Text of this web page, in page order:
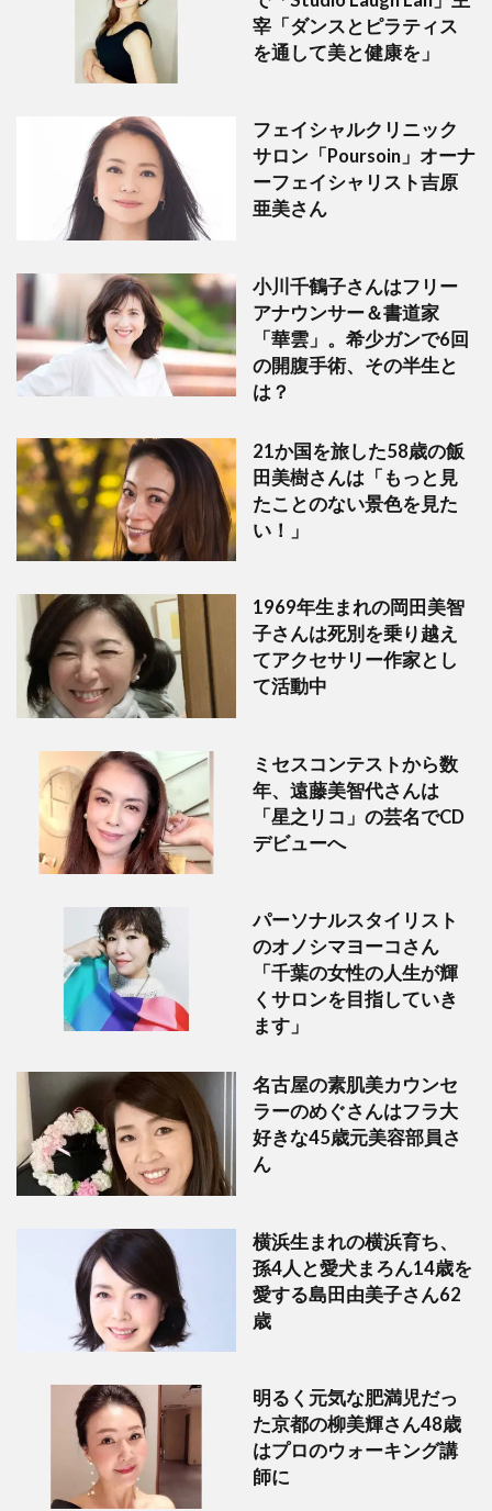
宰「ダンスとピラティス
を通して美と健康を」
フェイシャルクリニック
サロン「Poursoin」オーナ
ーフェイシャリスト吉原
亜美さん
小川千鶴子さんはフリー
アナウンサー＆書道家
「華雲」。希少ガンで6回
の開腹手術、その半生と
は？
21か国を旅した58歳の飯
田美樹さんは「もっと見
たことのない景色を見た
い！」
1969年生まれの岡田美智
子さんは死別を乗り越え
てアクセサリー作家とし
て活動中
ミセスコンテストから数
年、遠藤美智代さんは
「星之リコ」の芸名でCD
デビューへ
パーソナルスタイリスト
のオノシマヨーコさん
「千葉の女性の人生が輝
くサロンを目指していき
ます」
名古屋の素肌美カウンセ
ラーのめぐさんはフラ大
好きな45歳元美容部員さ
ん
横浜生まれの横浜育ち、
孫4人と愛犬まろん14歳を
愛する島田由美子さん62
歳
明るく元気な肥満児だっ
た京都の柳美輝さん48歳
はプロのウォーキング講
師に